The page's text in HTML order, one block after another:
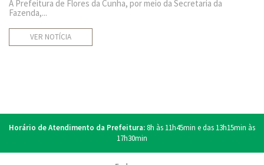
A Prefeitura de Flores da Cunha, por meio da Secretaria da
Fazenda,...
VER NOTÍCIA
Horário de Atendimento da Prefeitura:8h às 11h45min e das 13h15min às
17h30min